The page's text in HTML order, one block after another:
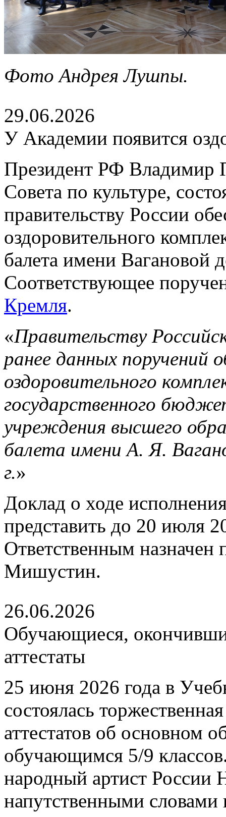
Фото Андрея Лушпы.
29.06.2026
У Академии появится
Президент РФ Владимир
Совета по культуре,
правительству России
оздоровительного
балета имени Вагановой
Соответствующее
Кремля.
«Правительству
ранее данных поручений
оздоровительного
государственного
учреждения высшего
балета имени А. Я.
г.»
Доклад о ходе
представить до 20 июля
Ответственным
Мишустин.
26.06.2026
Обучающиеся,
аттестаты
25 июня 2026 года в
состоялась
аттестатов об основном
обучающимся 5/9
народный артист России
напутственными